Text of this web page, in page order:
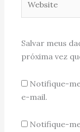
Salvar meus
próxima vez
Notifique-
e-mail.
Notifique-